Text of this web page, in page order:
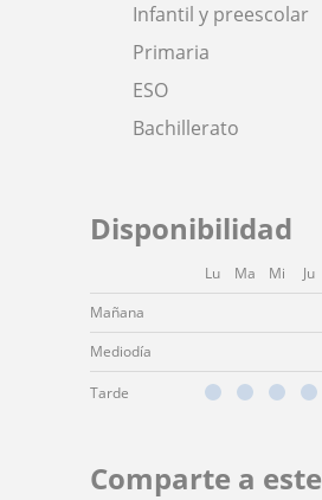
Infantil y preescolar
Primaria
ESO
Bachillerato
Disponibilidad
Lu Ma Mi Ju
Mañana
Mediodía
Tarde
Comparte a este